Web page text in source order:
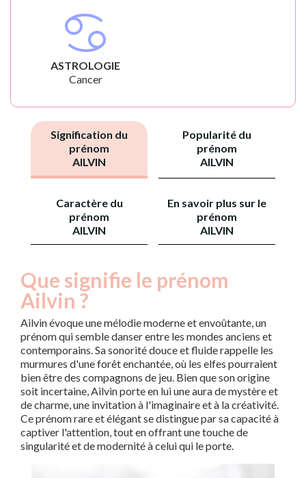
ASTROLOGIE
Cancer
Signification du
prénom
AILVIN
Popularité du
prénom
AILVIN
Caractère du
prénom
AILVIN
En savoir plus sur le
prénom
AILVIN
Que signifie le prénom
Ailvin ?
Ailvin évoque une mélodie moderne et envoûtante, un
prénom qui semble danser entre les mondes anciens et
contemporains. Sa sonorité douce et fluide rappelle les
murmures d'une forêt enchantée, où les elfes pourraient
bien être des compagnons de jeu. Bien que son origine
soit incertaine, Ailvin porte en lui une aura de mystère et
de charme, une invitation à l'imaginaire et à la créativité.
Ce prénom rare et élégant se distingue par sa capacité à
captiver l'attention, tout en offrant une touche de
singularité et de modernité à celui qui le porte.